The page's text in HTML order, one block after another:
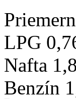
LPG
Nafta
Benzín